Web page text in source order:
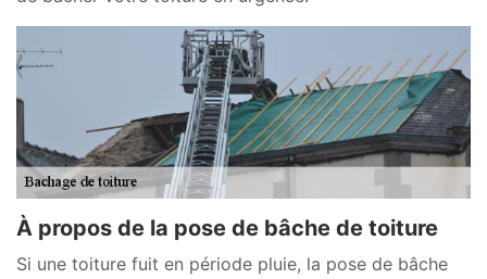
À propos de la pose de bâche de toiture
Si une toiture fuit en période pluie, la pose de bâche